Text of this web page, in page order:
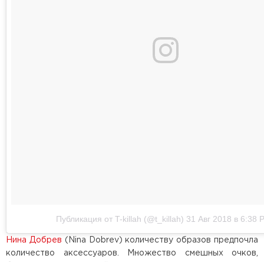
Публикация от T-killah (@t_killah) 31 Авг 2018 в 6:38
Нина Добрев (Nina Dobrev) количеству образов предпочла
количество аксессуаров. Множество смешных очков,